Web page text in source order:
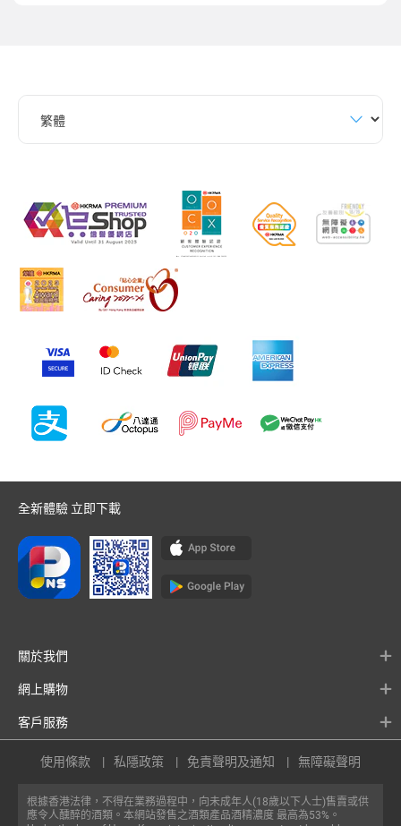
全新體驗 立即下載
關於我們
網上購物
客戶服務
根據香港法律，不得在業務過程中，向未成年人(18歲以下人士)售賣或供
應令人醺醉的酒類。本網站發售之酒類產品酒精濃度 最高為53%。
使用條款 私隱政策 免責聲明及通知 無障礙聲明